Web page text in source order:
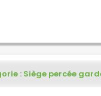
: Siège percée